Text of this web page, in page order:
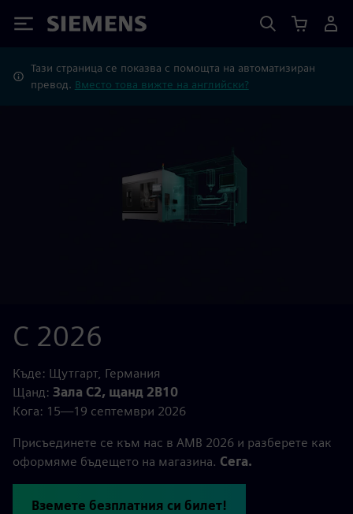
Siemens
Тази страница се показва с помощта на автоматизиран
превод. Вместо това вижте на английски?
С 2026
Къде: Щутгарт, Германия
Щанд: Зала C2, щанд 2B10
Кога: 15—19 септември 2026
Присъединете се към нас в AMB 2026 и разберете как
оформяме бъдещето на магазина. Сега.
Вземете безплатния си билет!